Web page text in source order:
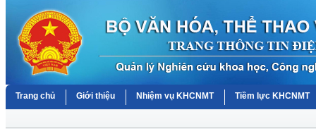
Trang chủ Giới thiệu Nhiệm vụ KHCNMT Tiềm lực KHCNMT